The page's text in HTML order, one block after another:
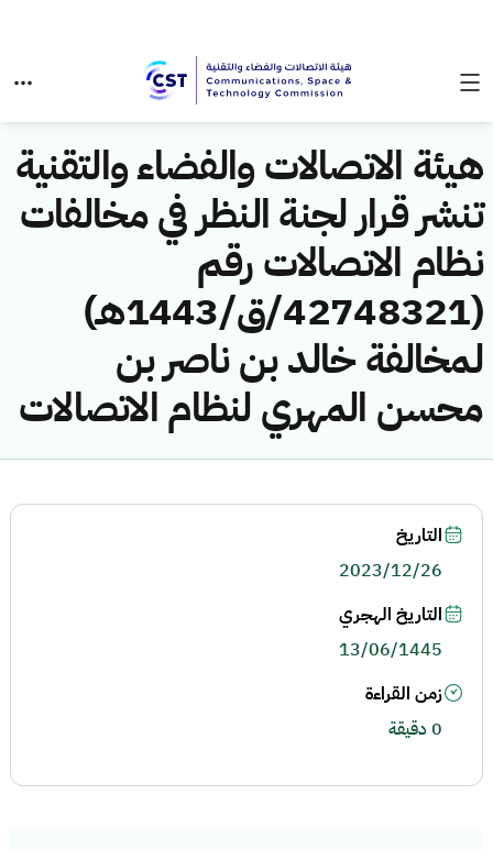
هيئة الاتصالات والفضاء والتقنية
تنشر قرار لجنة النظر في مخالفات
نظام الاتصالات رقم
(42748321/ق/1443هـ)
لمخالفة خالد بن ناصر بن
محسن المهري لنظام الاتصالات
التاريخ
2023/12/26
التاريخ الهجري
13/06/1445
زمن القراءة
0 دقيقة